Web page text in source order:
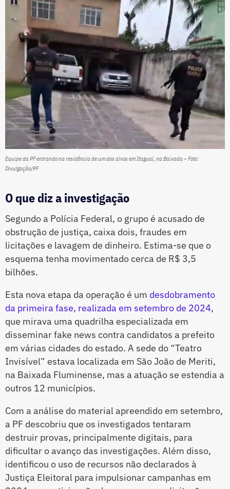
Equipe da PF entrando na residência de um dos alvos em Itaguaí, na Baixada – Foto:
Divulgação/PF
O que diz a investigação
Segundo a Polícia Federal, o grupo é acusado de
obstrução de justiça, caixa dois, fraudes em
licitações e lavagem de dinheiro. Estima-se que o
esquema tenha movimentado cerca de R$ 3,5
bilhões.
Esta nova etapa da operação é um desdobramento
da primeira fase, realizada em setembro de 2024,
que mirava uma quadrilha especializada em
disseminar fake news contra candidatos a prefeito
em várias cidades do estado. A sede do “Teatro
Invisível” estava localizada em São João de Meriti,
na Baixada Fluminense, mas a atuação se estendia a
outros 12 municípios.
Com a análise do material apreendido em setembro,
a PF descobriu que os investigados tentaram
destruir provas, principalmente digitais, para
dificultar o avanço das investigações. Além disso,
identificou o uso de recursos não declarados à
Justiça Eleitoral para impulsionar campanhas em